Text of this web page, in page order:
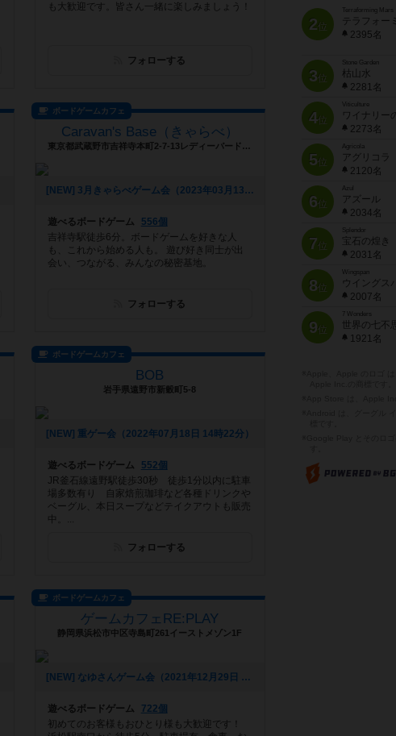
も大歓迎です。皆さん一緒に楽しみましょう！
フォローする
ボードゲームカフェ
Caravan's Base（きゃらべ）
東京都武蔵野市吉祥寺本町2-7-13レディーバードビル302
[NEW] 3月きゃらべゲーム会（2023年03月13日 19時52分）
遊べるボードゲーム
556個
吉祥寺駅徒歩6分。ボードゲームを好きな人
も、これから始める人も。 遊び好き同士が出
会い、つながる、みんなの秘密基地。
フォローする
ボードゲームカフェ
BOB
岩手県遠野市新穀町5-8
[NEW] 重ゲー会（2022年07月18日 14時22分）
遊べるボードゲーム
552個
JR釜石線遠野駅徒歩30秒 徒歩1分以内に駐車
場多数有り 自家焙煎珈琲など各種ドリンクや
ベーグル、本日スープなどテイクアウトも販売
中。...
フォローする
ボードゲームカフェ
ゲームカフェRE:PLAY
静岡県浜松市中区寺島町261イーストメゾン1F
[NEW] なゆさんゲーム会（2021年12月29日 12時43分）
遊べるボードゲーム
722個
初めてのお客様もおひとり様も大歓迎です！
2位
Terraforming Mars
テラフォー
2395名
3位
Stone Garden
枯山水
2281名
4位
Viticulture
ワイナリー
2273名
5位
Agricola
アグリコラ
2120名
6位
Azul
アズール
2034名
7位
宝石の煌き
2031名
8位
Wingspan
ウイングス
2007名
9位
7 Wonders
世界の七不
1921名